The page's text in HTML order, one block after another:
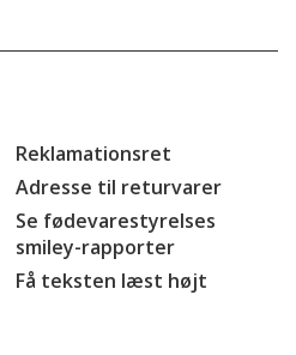
Reklamationsret
Adresse til returvarer
Se fødevarestyrelses
smiley-rapporter
Få teksten læst højt